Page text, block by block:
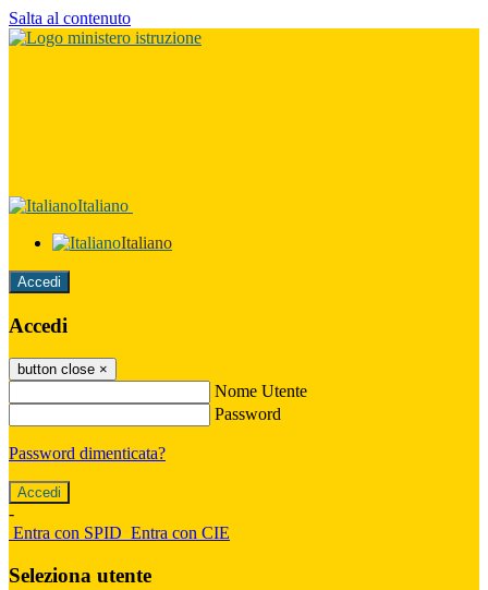
Salta al contenuto
Italiano
Italiano
Accedi
Accedi
button close ×
Nome Utente
Password
Password dimenticata?
-
Entra con SPID Entra con CIE
Seleziona utente